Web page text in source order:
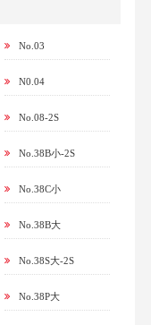
No.03
N0.04
No.08-2S
No.38B小-2S
No.38C小
No.38B大
No.38S大-2S
No.38P大